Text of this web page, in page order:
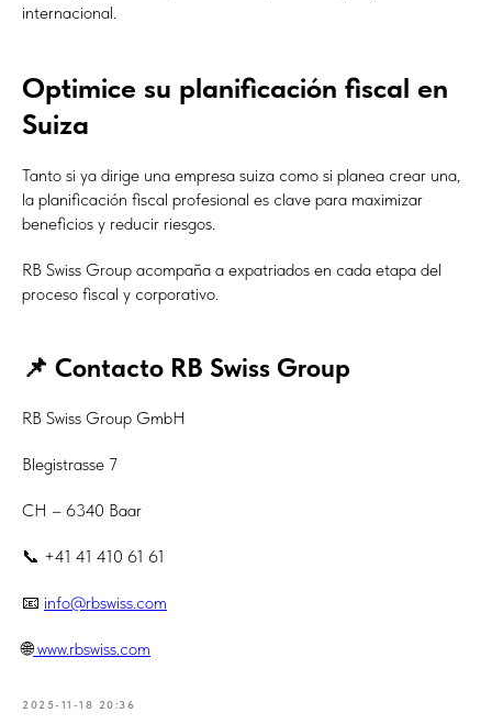
internacional.
Optimice su planificación fiscal en
Suiza
Tanto si ya dirige una empresa suiza como si planea crear una,
la planificación fiscal profesional es clave para maximizar
beneficios y reducir riesgos.
RB Swiss Group acompaña a expatriados en cada etapa del
proceso fiscal y corporativo.
📌 Contacto RB Swiss Group
RB Swiss Group GmbH
Blegistrasse 7
CH – 6340 Baar
📞 +41 41 410 61 61
📧 info@rbswiss.com
🌐www.rbswiss.com
2025-11-18 20:36